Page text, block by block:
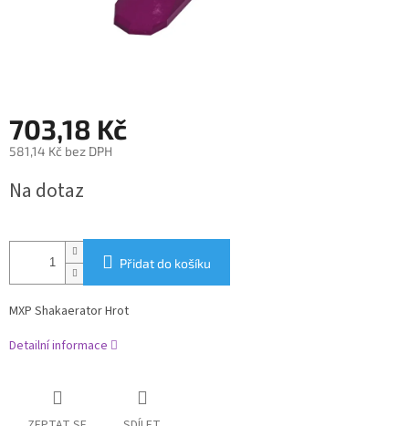
703,18 Kč
581,14 Kč bez DPH
cena:
Na dotaz
Přidat do košíku
MXP Shakaerator Hrot
Detailní informace